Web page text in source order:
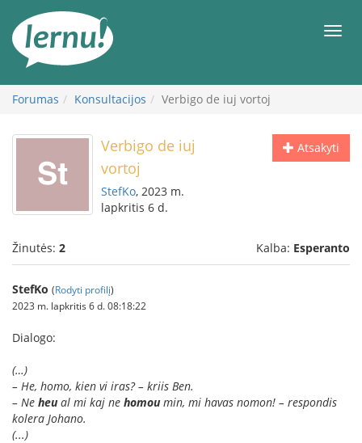
turinį
Forumas Konsultacijos Verbigo de iuj vortoj
Atsakyti
Verbigo de iuj
vortoj
StefKo, 2023 m.
lapkritis 6 d.
Žinutės: 2 Kalba: Esperanto
StefKo (Rodyti profilį)
2023 m. lapkritis 6 d. 08:18:22
Dialogo:
(…)
– He, homo, kien vi iras? – kriis Ben.
– Ne heual mi kaj ne homoumin, mi havas nomon! – respondis
kolera Johano.
(...)